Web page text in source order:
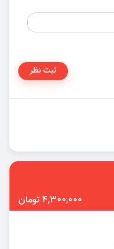
ثبت نظر
4,300,000 تومان